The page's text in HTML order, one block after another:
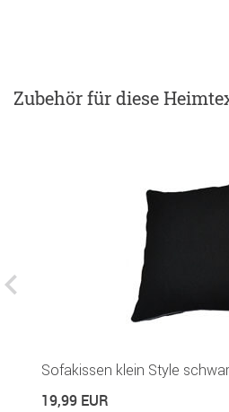
Zubehörfür diese
Sofakissen klein Style
19,99 EUR